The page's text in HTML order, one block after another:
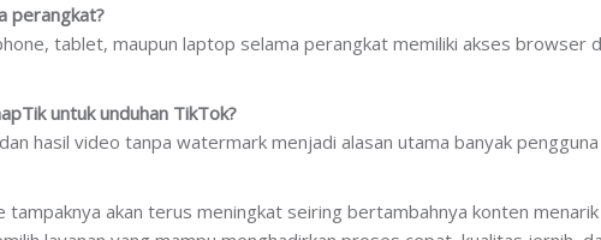
perangkat?
tablet, maupun laptop selama perangkat memiliki akses browser
untuk unduhan TikTok?
hasil video tanpa watermark menjadi alasan utama banyak pengguna
tampaknya akan terus meningkat seiring bertambahnya konten